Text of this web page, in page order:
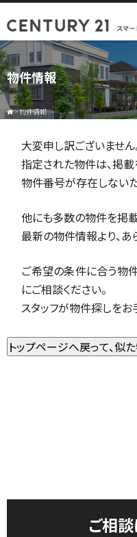
物件情報
>物件情報
大変申し訳ございません
指定された物件は、掲載
物件番号が存在しない
他にも多数の物件を掲載
最新の物件情報より、あ
ご希望の条件に合う物
にご相談ください。
スタッフが物件探しをお
ご相